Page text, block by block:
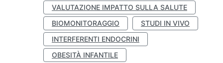
VALUTAZIONE IMPATTO SULLA SALUTE
BIOMONITORAGGIO
STUDI IN VIVO
INTERFERENTI ENDOCRINI
OBESITÀ INFANTILE